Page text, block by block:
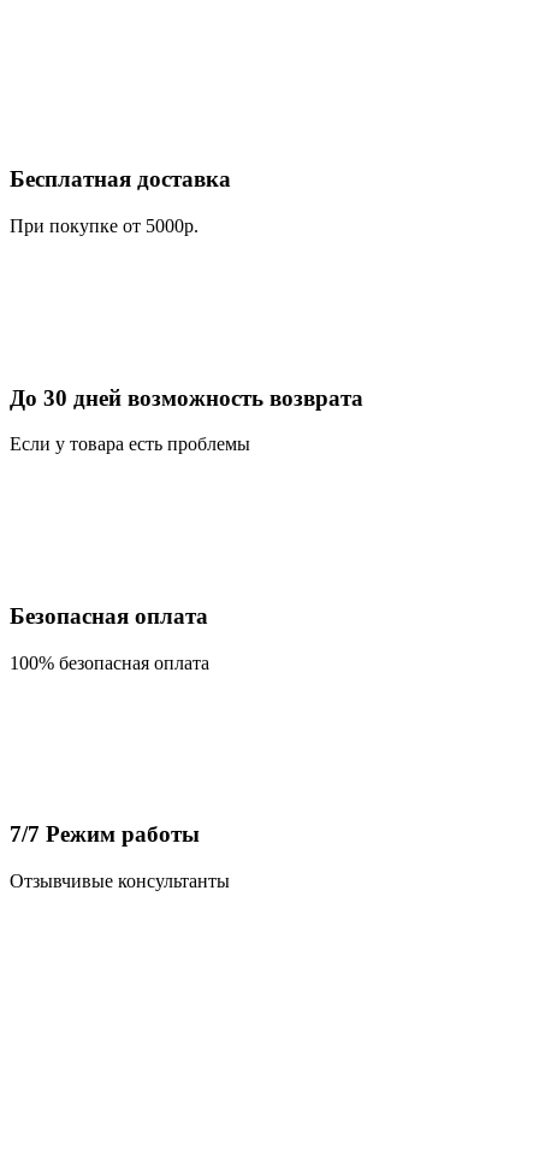
Бесплатная доставка
При покупке от 5000р.
До 30 дней возможность возврата
Если у товара есть проблемы
Безопасная оплата
100% безопасная оплата
7/7 Режим работы
Отзывчивые консультанты